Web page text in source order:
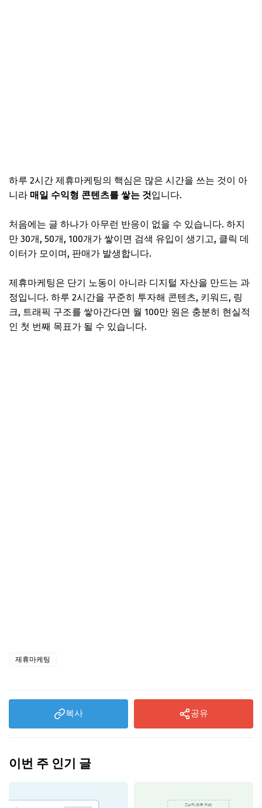
하루 2시간 제휴마케팅의 핵심은 많은 시간을 쓰는 것이 아
니라 매일 수익형 콘텐츠를 쌓는 것입니다.
처음에는 글 하나가 아무런 반응이 없을 수 있습니다. 하지
만 30개, 50개, 100개가 쌓이면 검색 유입이 생기고, 클릭 데
이터가 모이며, 판매가 발생합니다.
제휴마케팅은 단기 노동이 아니라 디지털 자산을 만드는 과
정입니다. 하루 2시간을 꾸준히 투자해 콘텐츠, 키워드, 링
크, 트래픽 구조를 쌓아간다면 월 100만 원은 충분히 현실적
인 첫 번째 목표가 될 수 있습니다.
제휴마케팅
복사 공유
이번 주 인기 글